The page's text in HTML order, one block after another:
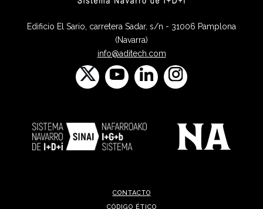
Edificio El Sario, carretera Sadar, s/n - 31006 Pamplona
(Navarra)
info@aditech.com
CONTACTO
CÓDIGO ÉTICO